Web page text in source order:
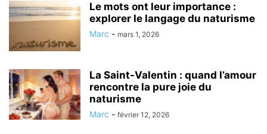
Le mots ont leur importance :
explorer le langage du naturisme
Marc - mars 1, 2026
La Saint-Valentin : quand l’amour
rencontre la pure joie du
naturisme
Marc - février 12, 2026